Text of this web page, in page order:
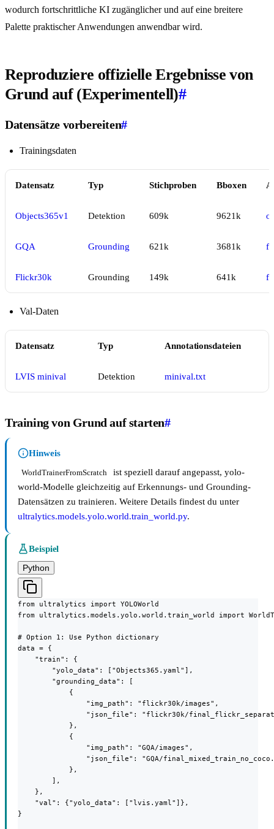
wodurch fortschrittliche KI zugänglicher und auf eine breitere
Palette praktischer Anwendungen anwendbar wird.
Reproduziere offizielle Ergebnisse von
Grund auf (Experimentell)#
Datensätze vorbereiten#
Trainingsdaten
Datensatz Typ Stichproben Bboxen
Objects365v1 Detektion 609k 9621k
GQA Grounding 621k 3681k
Flickr30k Grounding 149k 641k
Val-Daten
Datensatz Typ Annotationsdateien
LVIS minival Detektion minival.txt
Training von Grund auf starten#
Hinweis
WorldTrainerFromScratch
ist speziell darauf angepasst, yolo-
world-Modelle gleichzeitig auf Erkennungs- und Grounding-
Datensätzen zu trainieren. Weitere Details findest du unter
ultralytics.models.yolo.world.train_world.py.
Beispiel
Python
from ultralytics import YOLOWorld
from ultralytics.models.yolo.world.train_world import
# Option 1: Use Python dictionary
data = {
    "train": {
        "yolo_data": ["Objects365.yaml"],
        "grounding_data": [
            {
                "img_path": "flickr30k/images",
"json_file": "flickr30k/
            },
            {
                "img_path": "GQA/images",
"json_file": "GQA/
            },
        ],
    },
    "val": {"yolo_data": ["lvis.yaml"]},
}